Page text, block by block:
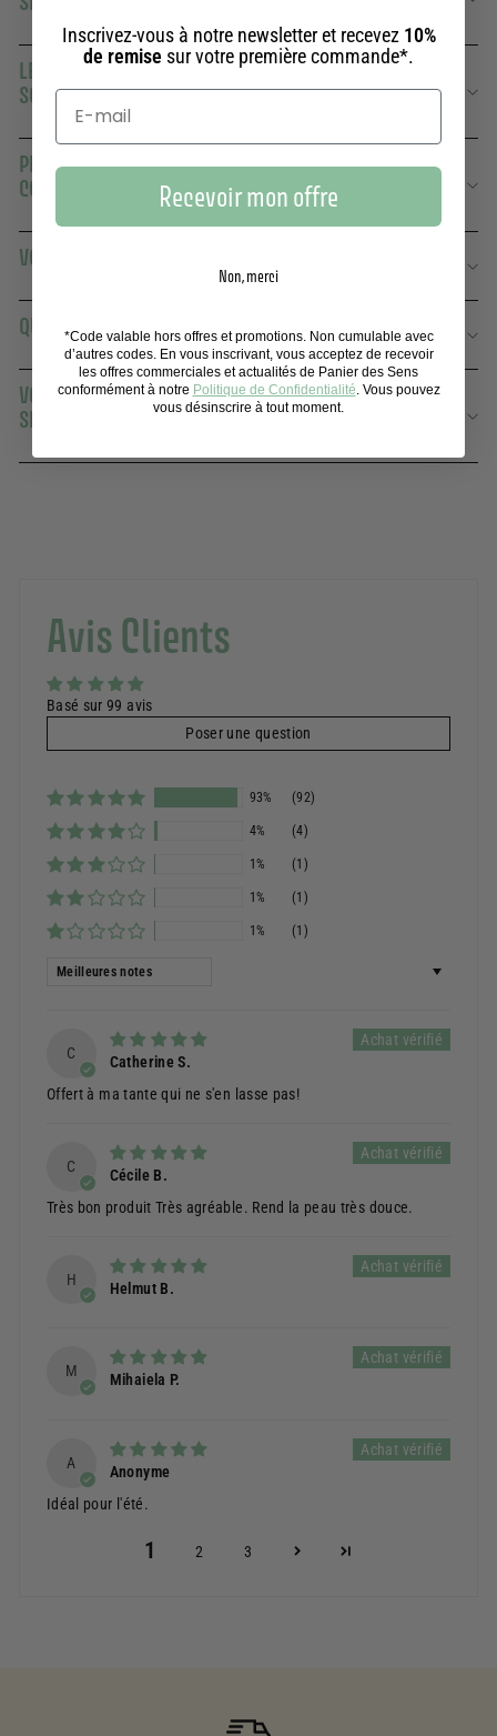
LE RITUEL SENSORIEL ET ÉCOLOGIQUE DU SAVON
SOLIDE
PEUT-ON UTILISER VOS SAVONS SOLIDES POUR LE
CORPS ET LES MAINS ?
VOS SAVONS SOLIDES SONT-ILS ÉCOLOGIQUES ?
QUEL SAVON OFFRIR EN CADEAU ?
VOS SAVONS SOLIDES CONVIENNENT-ILS AUX PEAUX
SENSIBLES ?
Avis Clients
Basé sur 99 avis
Poser une question
93% (92)
4% (4)
1% (1)
1% (1)
1% (1)
Sort by
C
Catherine S.
Offert à ma tante qui ne s'en lasse pas!
C
Cécile B.
Très bon produit Très agréable. Rend la peau très douce.
H
Helmut B.
M
Mihaiela P.
A
Anonyme
Idéal pour l'été.
1 2 3
Inscrivez-vous à notre newsletter et recevez 10%
de remise sur votre première commande*.
Recevoir mon offre
Non, merci
*Code valable hors offres et promotions. Non cumulable avec
d’autres codes. En vous inscrivant, vous acceptez de recevoir
les offres commerciales et actualités de Panier des Sens
conformément à notre Politique de Confidentialité . Vous pouvez
vous désinscrire à tout moment.